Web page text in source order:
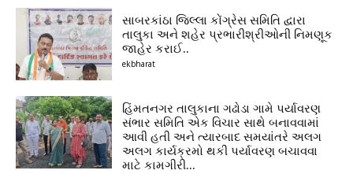
સાબરકાંઠા જિલ્લા કોંગ્રેસ સમિતિ દ્વારા
તાલુકા અને શહેર પ્રભારીશ્રીઓની નિમણૂક
જાહેર કરાઈ..
ekbharat
હિંમતનગર તાલુકાના ગઢોડા ગામે પર્યાવરણ
સંભાર સમિતિ એક વિચાર સાથે બનાવવામાં
આવી હતી અને ત્યારબાદ સમયાંતરે અલગ
અલગ કાર્યક્રમો થકી પર્યાવરણ બચાવવા
માટે કામગીરી...